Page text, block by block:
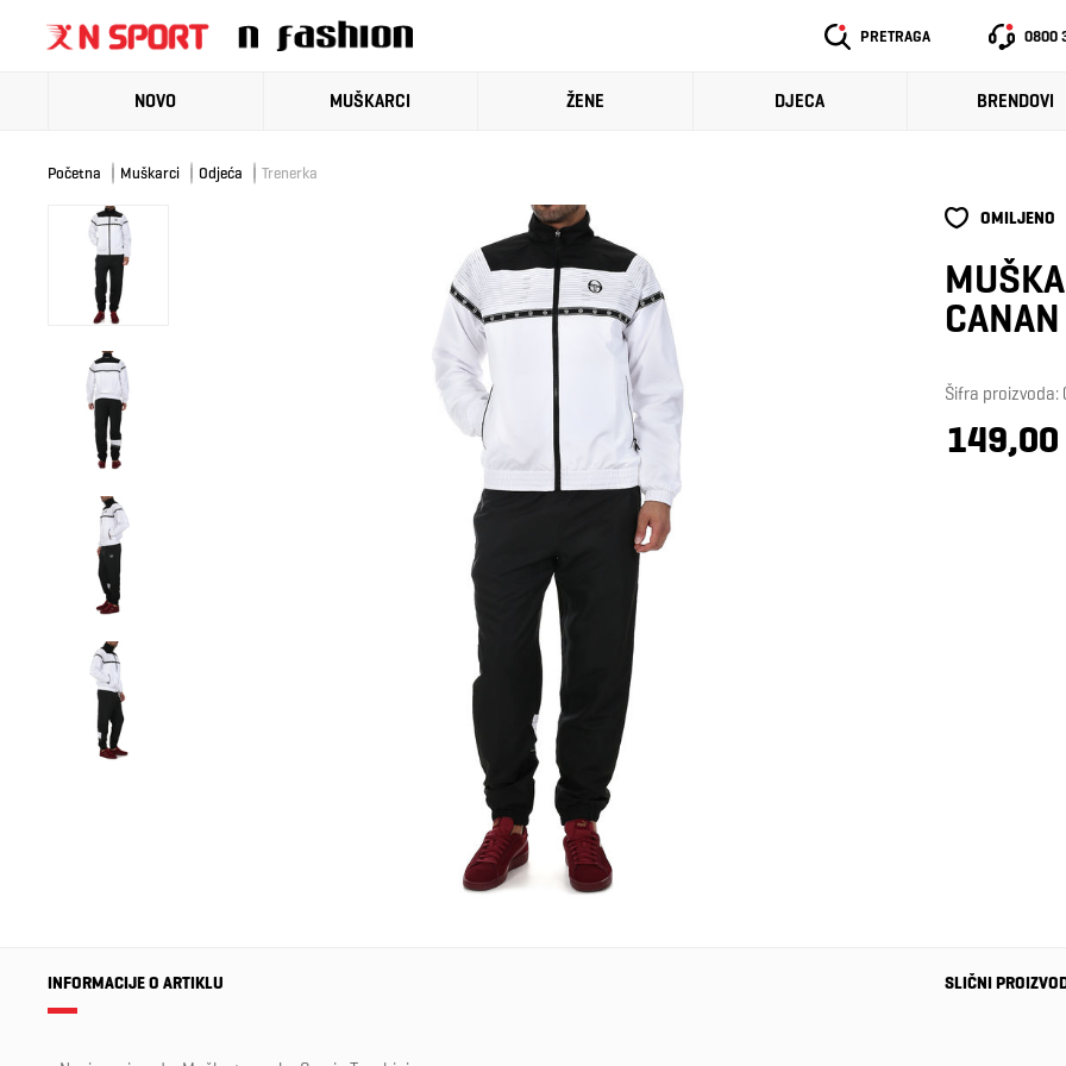
PRETRAGA 0800
NOVO MUŠKARCI ŽENE DJECA BRENDOVI
Početna Muškarci Odjeća Trenerka
OMILJENO
Šifra
149,00
INFORMACIJE O ARTIKLU SLIČNI